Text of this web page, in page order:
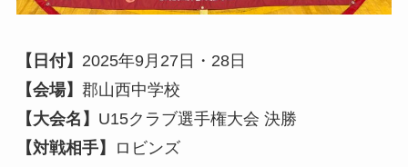
【日付】 2025年9月27日・28日
【会場】 郡山西中学校
【大会名】 U15クラブ選手権大会 決勝
【対戦相手】
ロビンズ